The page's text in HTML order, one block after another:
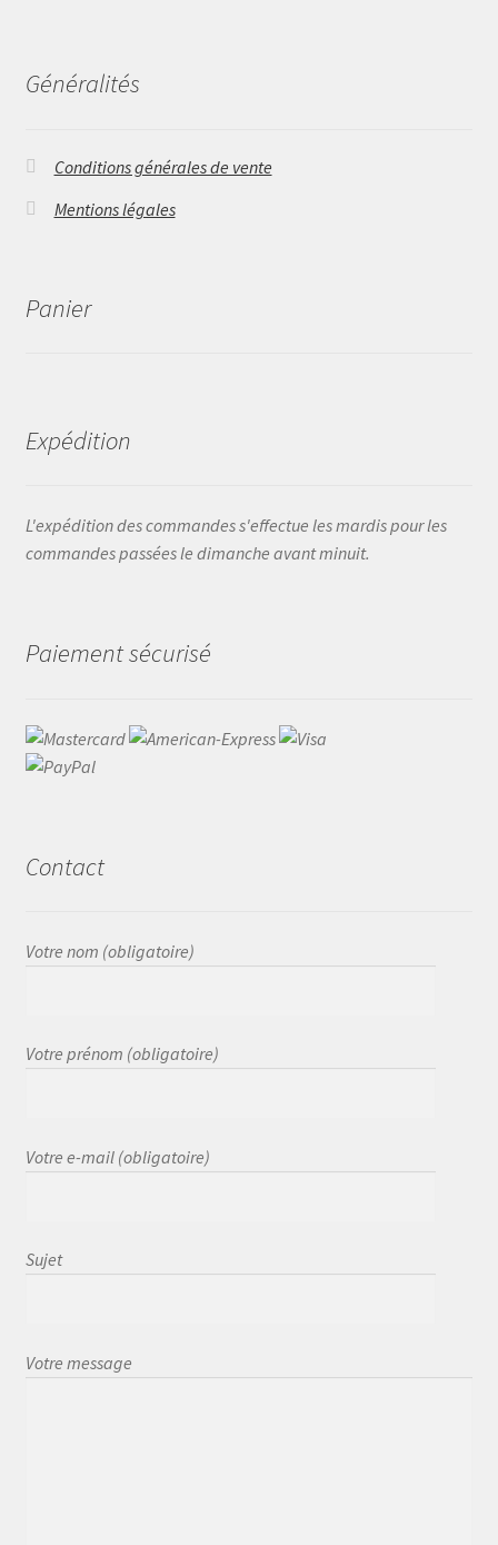
Généralités
Conditions générales de vente
Mentions légales
Panier
Expédition
L'expédition des commandes s'effectue les mardis pour les
commandes passées le dimanche avant minuit.
Paiement sécurisé
Contact
Votre nom (obligatoire)
Votre prénom (obligatoire)
Votre e-mail (obligatoire)
Sujet
Votre message